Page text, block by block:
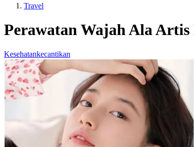
Travel
Perawatan Wajah Ala
Kesehatankecantikan